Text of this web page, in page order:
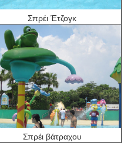
Σπρέι Έτζογκ
Σπρέι βάτραχου